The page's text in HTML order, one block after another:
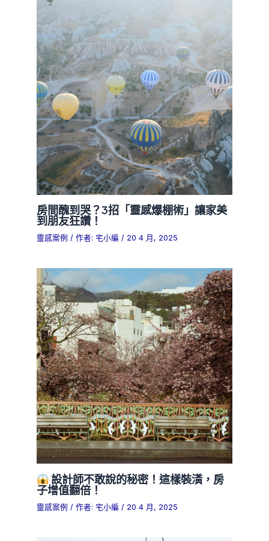
房間醜到哭？3招「靈感爆棚術」讓家美
到朋友狂讚！
靈感案例 / 作者: 宅小編 / 20 4 月, 2025
設計師不敢說的秘密！這樣裝潢，房
子增值翻倍！
靈感案例 / 作者: 宅小編 / 20 4 月, 2025